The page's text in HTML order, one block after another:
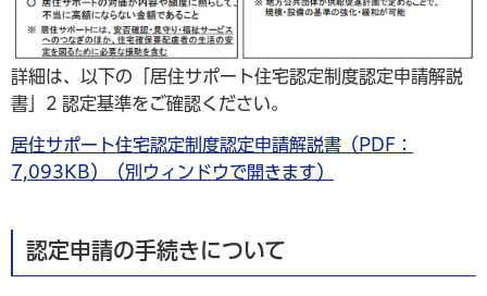
詳細は、以下の「居住サポート住宅認定制度認定申請解説
書」2 認定基準をご確認ください。
居住サポート住宅認定制度認定申請解説書（PDF：
7,093KB）（別ウィンドウで開きます）
認定申請の手続きについて